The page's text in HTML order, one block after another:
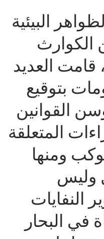
البيئية
الكوارث
قامت العديد
بتوقيع
القوانين
المتعلقة
ومنها
وليس
النفايات
في البحار